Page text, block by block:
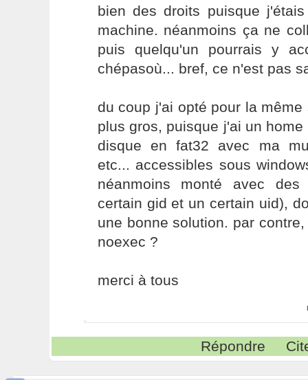
bien des droits puisque
machine. néanmoins ça ne
puis quelqu'un pourrais y
chépasoù... bref, ce n'est pas
du coup j'ai opté pour la
plus gros, puisque j'ai un
disque en fat32 avec ma
etc... accessibles sous
néanmoins monté avec
certain gid et un certain uid),
une bonne solution. par
noexec ?
merci à tous
Répondre